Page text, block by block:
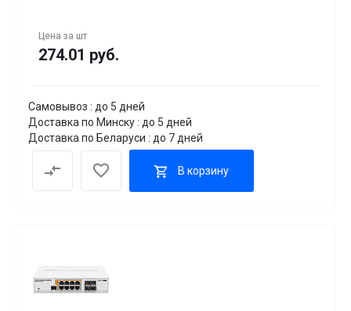
Цена за шт
274.01 руб.
Самовывоз : до 5 дней
Доставка по Минску : до 5 дней
Доставка по Беларуси : до 7 дней
В корзину